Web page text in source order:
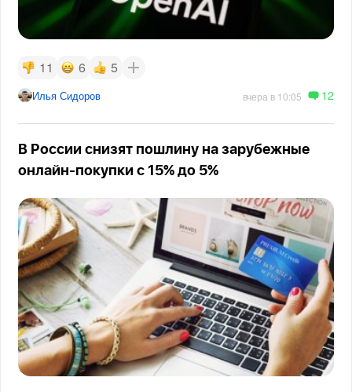
11 6 5
Илья Сидоров вчера в 10:05 12
В России снизят пошлину на зарубежные
онлайн-покупки с 15% до 5%